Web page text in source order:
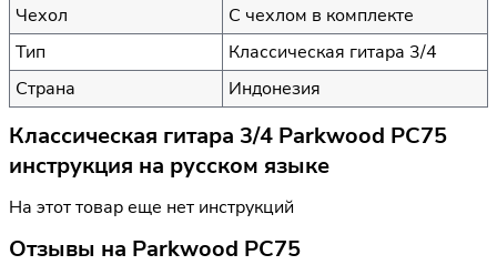
Чехол
С чехлом в комплекте
Тип
Классическая гитара 3/4
Страна
Индонезия
Классическая гитара 3/4 Parkwood PC75
инструкция на русском языке
На этот товар еще нет инструкций
Отзывы на Parkwood PC75